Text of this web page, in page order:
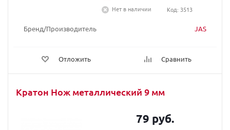
Бренд/Производитель JAS
Отложить Сравнить
Нет в наличии
Код: 3513
Кратон Нож металлический 9 мм
79 руб.